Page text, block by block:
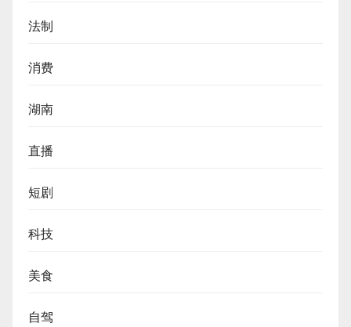
法制
消费
湖南
直播
短剧
科技
美食
自驾